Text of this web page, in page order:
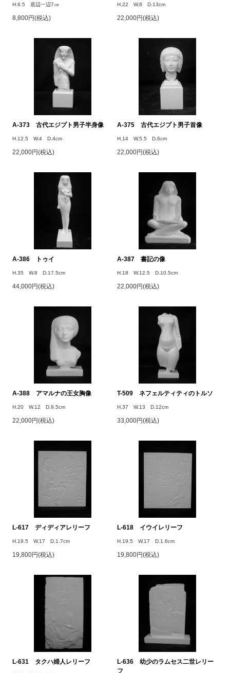
H.6.5 底辺一辺7㎝
8,800円(税込)
H.22 W.8 D.13cm
22,000円(税込)
A-373 古代エジプト男子半身像
H.12.5 W.4 D.4cm
22,000円(税込)
A-375 古代エジプト男子首像
H.14 W.5.5 D.6cm
22,000円(税込)
A-386 トゥイ
H.35 W.8 D.17.5cm
44,000円(税込)
A-387 書記の像
H.18 W.12.5 D.10.5cm
22,000円(税込)
A-388 アマルナの王女胸像
H.20 W.12 D.9.5cm
22,000円(税込)
T-509 ネフェルティティのトルソ
H.37 W.13 D.12cm
33,000円(税込)
L-617 ディディアレリーフ
H.19.5 W.17 D.1.7cm
19,800円(税込)
L-618 イウイレリーフ
H.19.5 W.17 D.1.6cm
19,800円(税込)
L-631 タクハ婦人レリーフ
L-636 幼少のラムセス二世レリー
フ